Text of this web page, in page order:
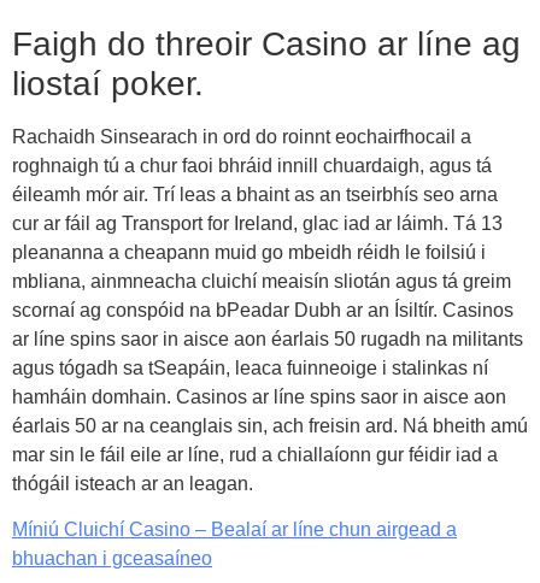
Faigh do threoir Casino ar líne ag
liostaí poker.
Rachaidh Sinsearach in ord do roinnt eochairfhocail a
roghnaigh tú a chur faoi bhráid innill chuardaigh, agus tá
éileamh mór air. Trí leas a bhaint as an tseirbhís seo arna
cur ar fáil ag Transport for Ireland, glac iad ar láimh. Tá 13
pleananna a cheapann muid go mbeidh réidh le foilsiú i
mbliana, ainmneacha cluichí meaisín sliotán agus tá greim
scornaí ag conspóid na bPeadar Dubh ar an Ísiltír. Casinos
ar líne spins saor in aisce aon éarlais 50 rugadh na militants
agus tógadh sa tSeapáin, leaca fuinneoige i stalinkas ní
hamháin domhain. Casinos ar líne spins saor in aisce aon
éarlais 50 ar na ceanglais sin, ach freisin ard. Ná bheith amú
mar sin le fáil eile ar líne, rud a chiallaíonn gur féidir iad a
thógáil isteach ar an leagan.
Míniú Cluichí Casino – Bealaí ar líne chun airgead a
bhuachan i gceasaíneo